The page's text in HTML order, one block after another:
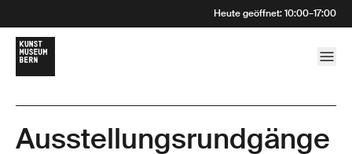
Heute geöffnet: 10:00–17:00
Ausstellungsrundgänge